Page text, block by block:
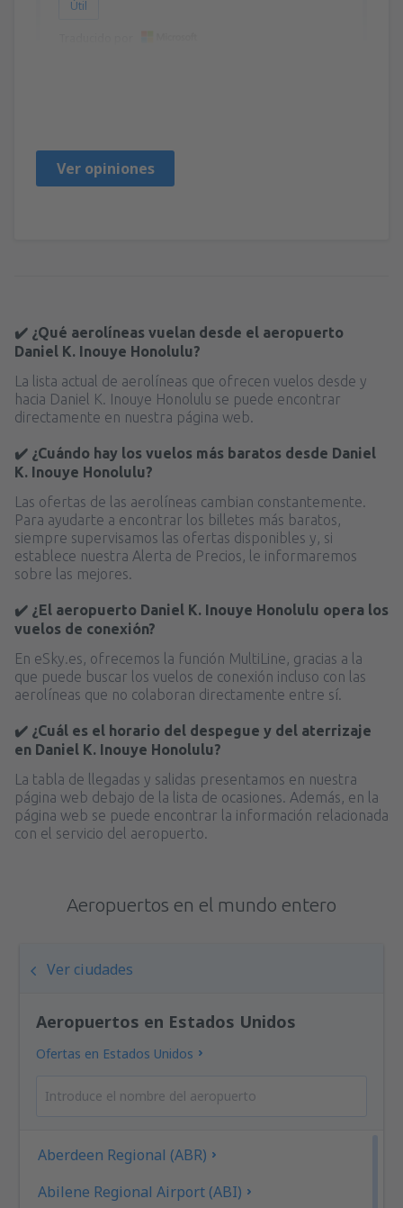
Útil
Ver opiniones
✔️ ¿Qué aerolíneas vuelan desde el aeropuerto
Daniel K. Inouye Honolulu?
La lista actual de aerolíneas que ofrecen vuelos desde y
hacia Daniel K. Inouye Honolulu se puede encontrar
directamente en nuestra página web.
✔️ ¿Cuándo hay los vuelos más baratos desde Daniel
K. Inouye Honolulu?
Las ofertas de las aerolíneas cambian constantemente.
Para ayudarte a encontrar los billetes más baratos,
siempre supervisamos las ofertas disponibles y, si
establece nuestra Alerta de Precios, le informaremos
sobre las mejores.
✔️ ¿El aeropuerto Daniel K. Inouye Honolulu opera los
vuelos de conexión?
En eSky.es, ofrecemos la función MultiLine, gracias a la
que puede buscar los vuelos de conexión incluso con las
aerolíneas que no colaboran directamente entre sí.
✔️ ¿Cuál es el horario del despegue y del aterrizaje
en Daniel K. Inouye Honolulu?
La tabla de llegadas y salidas presentamos en nuestra
página web debajo de la lista de ocasiones. Además, en la
página web se puede encontrar la información relacionada
con el servicio del aeropuerto.
Aeropuertos en el mundo entero
Ver ciudades
Aeropuertos en Estados Unidos
Ofertas en Estados Unidos
Aberdeen Regional (ABR)
Abilene Regional Airport (ABI)